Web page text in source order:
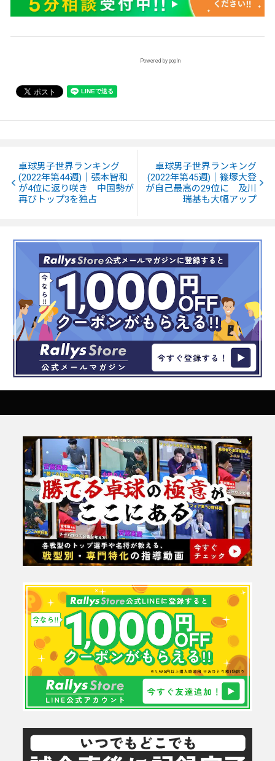
Powered by popIn
卓球男子世界ランキング
(2022年第44週)｜張本智和
が4位に返り咲き 中国勢が
再びトップ3を独占
卓球男子世界ランキング
(2022年第45週)｜篠塚大登
が自己最高の29位に 及川
瑞基も大幅アップ